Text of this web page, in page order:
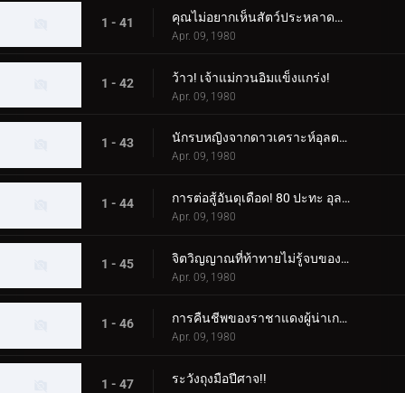
1 - 41 คุณไม่อยากเห็นสัตว์ประหลาดนก Zero Fighter เหรอ?
Apr. 09, 1980
1 - 42 ว้าว! เจ้าแม่กวนอิมแข็งแกร่ง!
Apr. 09, 1980
1 - 43 นักรบหญิงจากดาวเคราะห์อุลตร้า
Apr. 09, 1980
1 - 44 การต่อสู้อันดุเดือด! 80 ปะทะ อุลตร้าเซเว่น
Apr. 09, 1980
1 - 45 จิตวิญญาณที่ท้าทายไม่รู้จบของเอเลี่ยน บัลตัน
Apr. 09, 1980
1 - 46 การคืนชีพของราชาแดงผู้น่าเกรงขาม
Apr. 09, 1980
1 - 47 ระวังถุงมือปีศาจ!!